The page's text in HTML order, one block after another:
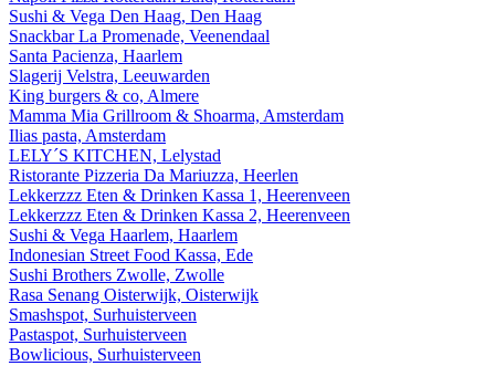
Sushi & Vega Den Haag, Den Haag
Snackbar La Promenade, Veenendaal
Santa Pacienza, Haarlem
Slagerij Velstra, Leeuwarden
King burgers & co, Almere
Mamma Mia Grillroom & Shoarma, Amsterdam
Ilias pasta, Amsterdam
LELY´S KITCHEN, Lelystad
Ristorante Pizzeria Da Mariuzza, Heerlen
Lekkerzzz Eten & Drinken Kassa 1, Heerenveen
Lekkerzzz Eten & Drinken Kassa 2, Heerenveen
Sushi & Vega Haarlem, Haarlem
Indonesian Street Food Kassa, Ede
Sushi Brothers Zwolle, Zwolle
Rasa Senang Oisterwijk, Oisterwijk
Smashspot, Surhuisterveen
Pastaspot, Surhuisterveen
Bowlicious, Surhuisterveen